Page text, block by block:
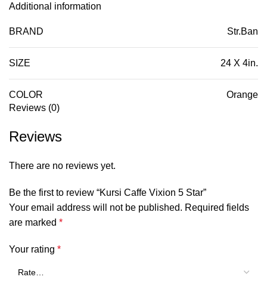
Additional information
BRAND Str.Ban
SIZE 24 X 4in.
COLOR
Orange
Reviews (0)
Reviews
There are no reviews yet.
Be the first to review “Kursi Caffe Vixion 5 Star”
Your email address will not be published. Required fields
are marked *
Your rating *